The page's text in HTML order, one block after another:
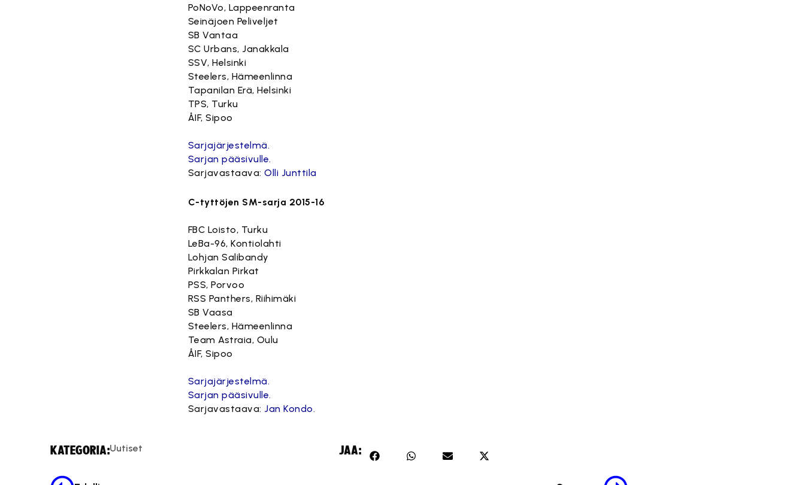
PoNoVo, Lappeenranta
Seinäjoen Peliveljet
SB Vantaa
SC Urbans, Janakkala
SSV, Helsinki
Steelers, Hämeenlinna
Tapanilan Erä, Helsinki
TPS, Turku
ÅIF, Sipoo
Sarjajärjestelmä.
Sarjan pääsivulle.
Sarjavastaava:Olli Junttila
C-tyttöjen SM-sarja 2015-16
FBC Loisto, Turku
LeBa-96, Kontiolahti
Lohjan Salibandy
Pirkkalan Pirkat
PSS, Porvoo
RSS Panthers, Riihimäki
SB Vaasa
Steelers, Hämeenlinna
Team Astraia, Oulu
ÅIF, Sipoo
Sarjajärjestelmä.
Sarjan pääsivulle.
Sarjavastaava: Jan Kondo.
KATEGORIA:Uutiset JAA: